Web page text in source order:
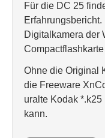
Für die DC 25
Digitalkamera der
Ohne die Original
die Freeware
uralte Kodak
kann.